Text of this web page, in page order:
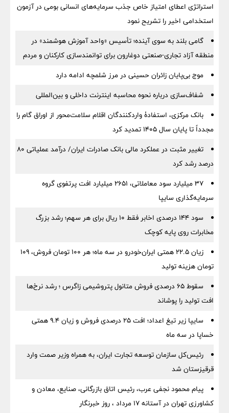
استراتژی اعطای امتیاز خاص جذب سرمایه‌های انسانی بومی در آزمون
استخدامی اخیر را تشریح نمود
گامی بلند به سوی آینده؛ تأسیس «واحد آموزش هوشمند» در
منطقه آزاد تجاری-صنعتی دوغارون برای توانمندسازی کارکنان و مردم
موج بی‌پایان زائران حسینی در مرز شلمچه ادامه دارد
شفاف‌سازی درباره نحوه محاسبه اینترنت داخلی و بین‌المللی
بانک مرکزی، استفادۀ واردکنندگان اقلام سلامت‌محور از اوراق گام را
مجدداً تا پایان سال ۱۴۰۵ تمدید کرد
تغییر مثبت در عملکرد مالی بانک صادرات ایران/ درآمد عملیاتی 80
درصد رشد کرد
۳۷ میلیارد سود معاملاتی، ۲۶۵۱ میلیارد افت پرتفوی گروه
سرمایه‌گذاری سایپا
سود ۱۴۴ درصدی اخابر فقط ۱۰ ریال برای هر سهم؛ رشد بزرگ
مخابرات روی پایه کوچک
زیان ۲۲.۵ همتی ایران‌خودرو در سه ماه؛ هر ۱۰۰ تومان فروش، ۱۰۹
تومان هزینه تولید
سقوط ۶۵ درصدی فروش متانول پتروشیمی زاگرس ؛ رشد نرخ‌ها
افت تولید را پوشاند
سایپا زیر تیغ اعداد؛ افت ۲۵ درصدی فروش و زیان ۹.۴ همتی
خساپا در سه ماه
رئیس‌کل سازمان توسعه تجارت ایران، به همراه وزیر صمت وارد
قرقیزستان شد
پیام محمود نجفی عرب، رئیس اتاق بازرگانی، صنایع، معادن و
کشاورزی تهران در آستانه 17 مرداد ، روز خبرنگار